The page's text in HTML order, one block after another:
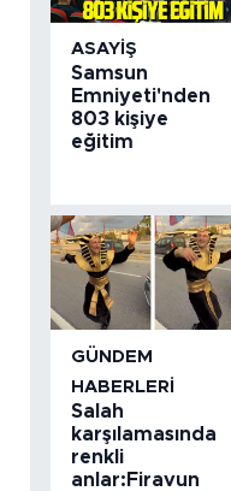
ASAYIŞ
Samsun
Emniyeti'nden
803 kişiye
eğitim
GÜNDEM
HABERLERI
Salah
karşılamasında
renkli
anlar:Firavun